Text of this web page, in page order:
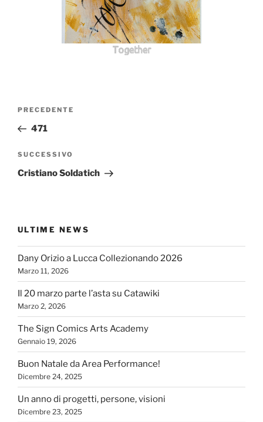
Together
Navigazione
Articolo
precedente:
PRECEDENTE
471
Articolo
successivo
SUCCESSIVO
Cristiano Soldatich
ULTIME NEWS
Dany Orizio a Lucca Collezionando 2026
Marzo 11, 2026
Il 20 marzo parte l’asta su Catawiki
Marzo 2, 2026
The Sign Comics Arts Academy
Gennaio 19, 2026
Buon Natale da Area Performance!
Dicembre 24, 2025
Un anno di progetti, persone, visioni
Dicembre 23, 2025